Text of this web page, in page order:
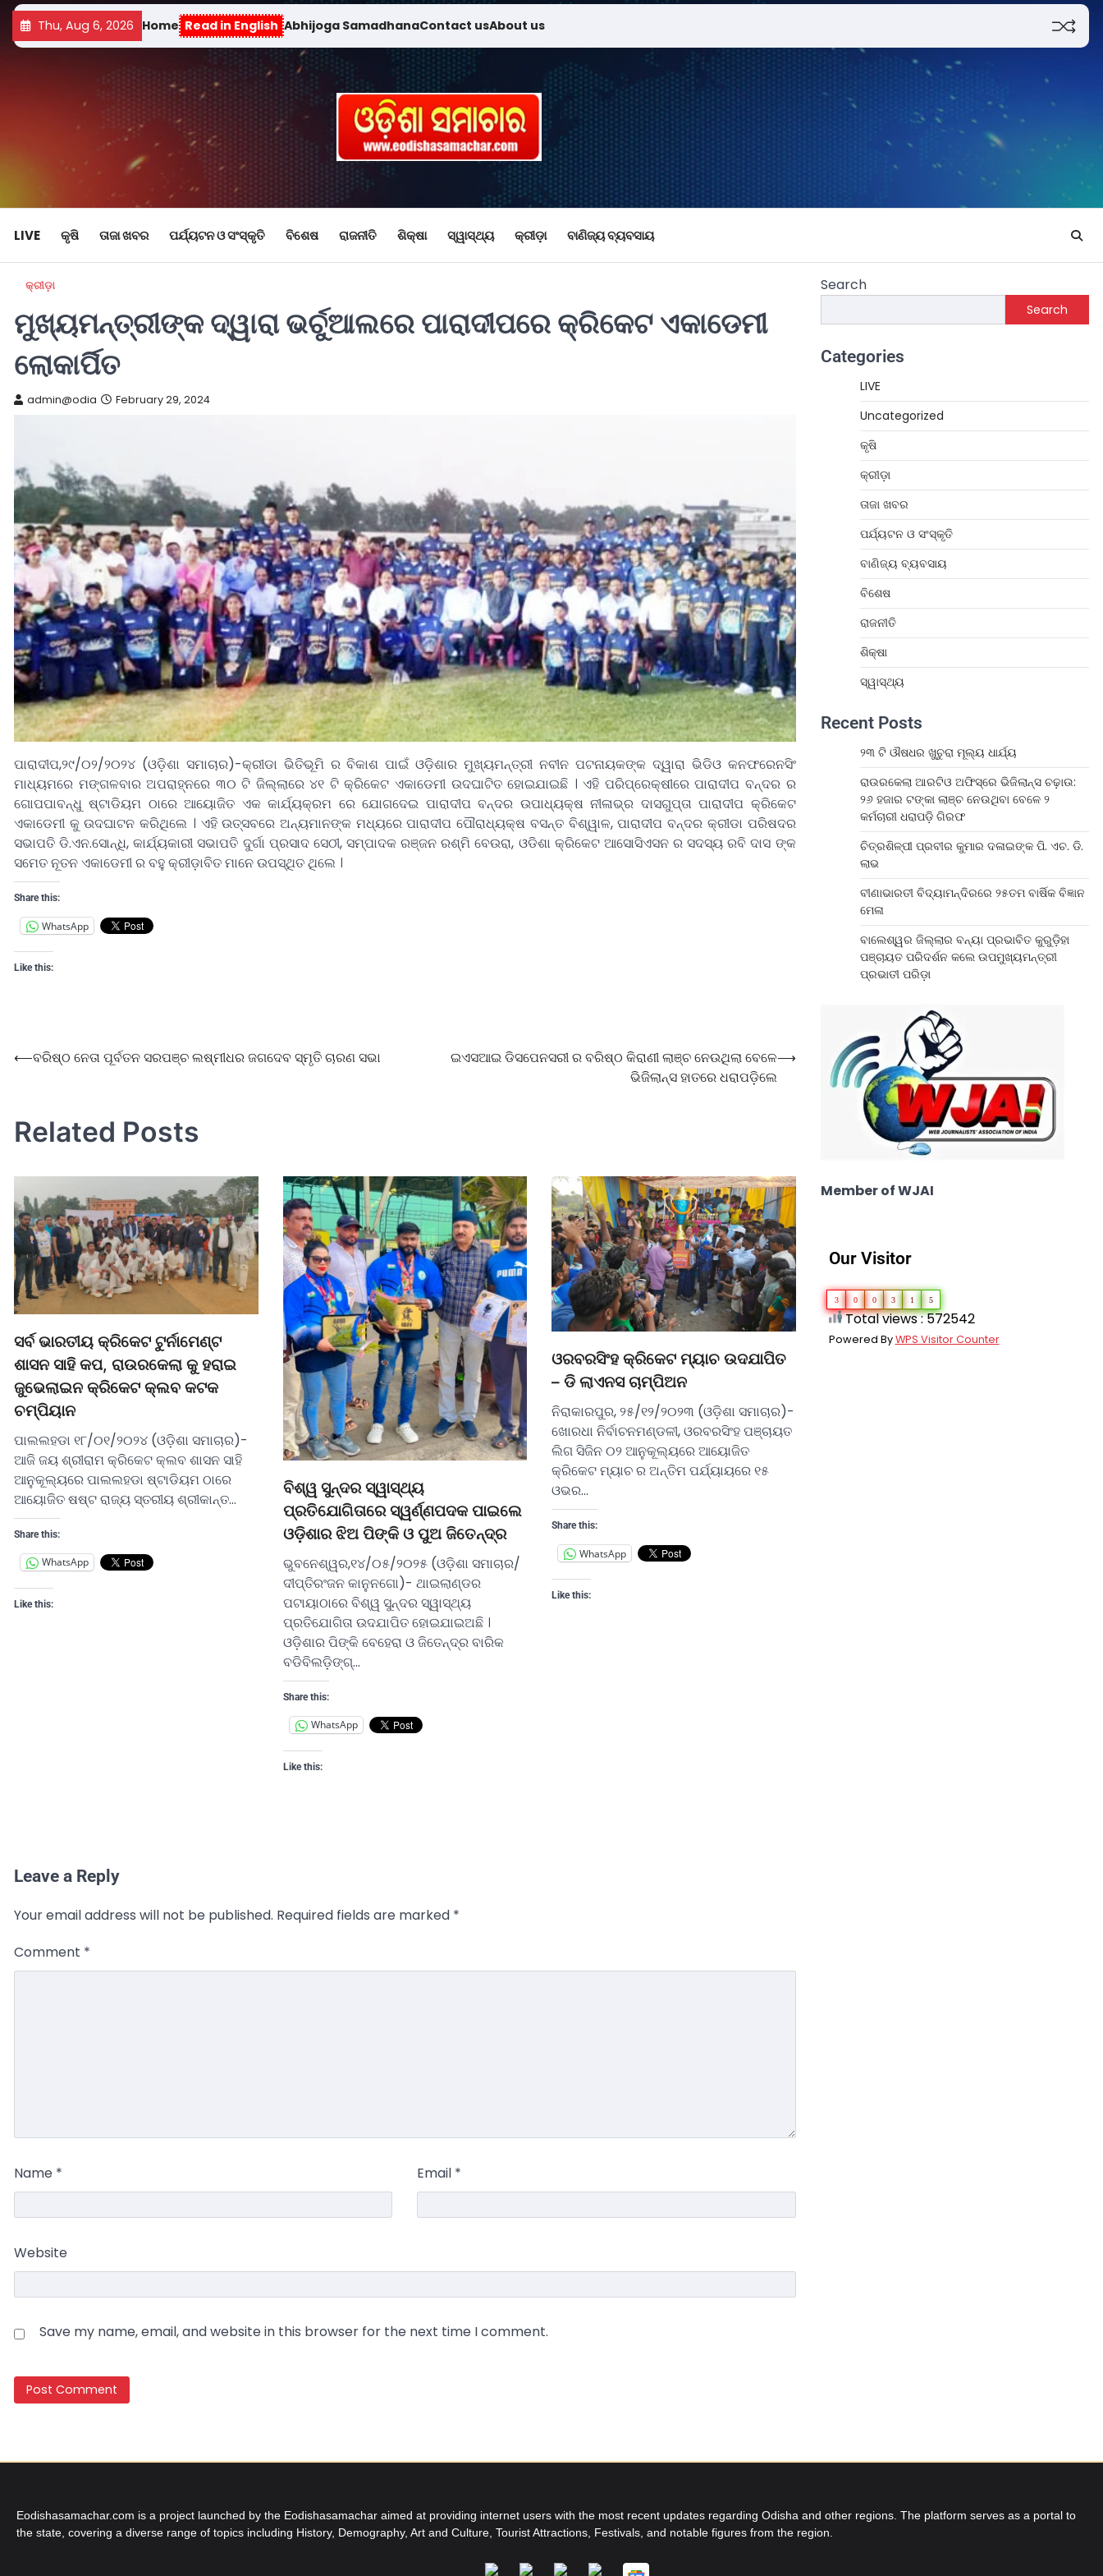
Thu, Aug 6, 2026 Home Read in English Abhijoga SamadhanaContact usAbout us
LIVE କୃଷି ତାଜା ଖବର ପର୍ଯ୍ୟଟନ ଓ ସଂସ୍କୃତି ବିଶେଷ ରାଜନୀତି ଶିକ୍ଷା ସ୍ୱାସ୍ଥ୍ୟ କ୍ରୀଡ଼ା ବାଣିଜ୍ୟ ବ୍ୟବସାୟ
କ୍ରୀଡ଼ା
ମୁଖ୍ୟମନ୍ତ୍ରୀଙ୍କ ଦ୍ୱାରା ଭର୍ଚୁଆଲରେ ପାରାଦୀପରେ କ୍ରିକେଟ ଏକାଡେମୀ
ଲୋକାର୍ପିତ
admin@odia February 29, 2024
ପାରାଦୀପ,୨୯/୦୨/୨୦୨୪ (ଓଡ଼ିଶା ସମାଚାର)-କ୍ରୀଡା ଭିତିଭୂମି ର ବିକାଶ ପାଇଁ ଓଡ଼ିଶାର ମୁଖ୍ୟମନ୍ତ୍ରୀ ନବୀନ ପଟନାୟକଙ୍କ ଦ୍ୱାରା ଭିଡିଓ କନଫରେନସିଂ
ମାଧ୍ୟମରେ ମଙ୍ଗଳବାର ଅପରାହ୍ନରେ ୩୦ ଟି ଜିଲ୍ଲାରେ ୪୧ ଟି କ୍ରିକେଟ ଏକାଡେମୀ ଉଦଘାଟିତ ହୋଇଯାଇଛି । ଏହି ପରିପ୍ରେକ୍ଷୀରେ ପାରାଦୀପ ବନ୍ଦର ର
ଗୋପପାବନ୍ଧୁ ଷ୍ଟାଡିୟମ ଠାରେ ଆୟୋଜିତ ଏକ କାର୍ଯ୍ୟକ୍ରମ ରେ ଯୋଗଦେଇ ପାରାଦୀପ ବନ୍ଦର ଉପାଧ୍ୟକ୍ଷ ନୀଳାଭ୍ର ଦାସଗୁପ୍ତା ପାରାଦୀପ କ୍ରିକେଟ
ଏକାଡେମୀ କୁ ଉଦଘାଟନ କରିଥିଲେ । ଏହି ଉତ୍ସବରେ ଅନ୍ୟମାନଙ୍କ ମଧ୍ୟରେ ପାରାଦୀପ ପୌରାଧ୍ୟକ୍ଷ ବସନ୍ତ ବିଶ୍ୱାଳ, ପାରାଦୀପ ବନ୍ଦର କ୍ରୀଡା ପରିଷଦର
ସଭାପତି ଡି.ଏନ.ସୋନ୍ଧି, କାର୍ଯ୍ୟକାରୀ ସଭାପତି ଦୁର୍ଗା ପ୍ରସାଦ ସେଠୀ, ସମ୍ପାଦକ ରଞ୍ଜନ ରଶ୍ମି ବେଉରା, ଓଡିଶା କ୍ରିକେଟ ଆସୋସିଏସନ ର ସଦସ୍ୟ ରବି ଦାସ ଙ୍କ
ସମେତ ନୂତନ ଏକାଡେମୀ ର ବହୁ କ୍ରୀଡ଼ାବିତ ମାନେ ଉପସ୍ଥିତ ଥିଲେ ।
Share this:
WhatsApp
Like this:
⟵ବରିଷ୍ଠ ନେତା ପୂର୍ବତନ ସରପଞ୍ଚ ଲଷ୍ମୀଧର ଜଗଦେବ ସ୍ମୃତି ଚାରଣ ସଭା
ଇଏସଆଇ ଡିସପେନସରୀ ର ବରିଷ୍ଠ କିରାଣୀ ଲାଞ୍ଚ ନେଉଥିଲା ବେଳେ
ଭିଜିଲାନ୍ସ ହାତରେ ଧରାପଡ଼ିଲେ
⟶
Related Posts
ସର୍ବ ଭାରତୀୟ କ୍ରିକେଟ ଟୁର୍ନାମେଣ୍ଟ
ଶାସନ ସାହି କପ, ରାଉରକେଲା କୁ ହରାଇ
ଜୁଭେଲାଇନ କ୍ରିକେଟ କ୍ଲବ କଟକ
ଚମ୍ପିୟାନ
ପାଲଲହଡା ୧୮/୦୧/୨୦୨୪ (ଓଡ଼ିଶା ସମାଚାର)-
ଆଜି ଜୟ ଶ୍ରୀରାମ କ୍ରିକେଟ କ୍ଲବ ଶାସନ ସାହି
ଆନୁକୂଲ୍ୟରେ ପାଲଲହଡା ଷ୍ଟାଡିୟମ ଠାରେ
ଆୟୋଜିତ ଷଷ୍ଟ ରାଜ୍ୟ ସ୍ତରୀୟ ଶ୍ରୀକାନ୍ତ…
Share this:
WhatsApp
Like this:
ବିଶ୍ୱ ସୁନ୍ଦର ସ୍ୱାସ୍ଥ୍ୟ
ପ୍ରତିଯୋଗିତାରେ ସ୍ୱର୍ଣ୍ଣପଦକ ପାଇଲେ
ଓଡ଼ିଶାର ଝିଅ ପିଙ୍କି ଓ ପୁଅ ଜିତେନ୍ଦ୍ର
ଭୁବନେଶ୍ୱର,୧୪/୦୫/୨୦୨୫ (ଓଡ଼ିଶା ସମାଚାର/
ଦୀପ୍ତିରଂଜନ କାନୁନଗୋ)- ଥାଇଲାଣ୍ଡର
ପଟାୟାଠାରେ ବିଶ୍ୱ ସୁନ୍ଦର ସ୍ୱାସ୍ଥ୍ୟ
ପ୍ରତିଯୋଗିତା ଉଦଯାପିତ ହୋଇଯାଇଅଛି ।
ଓଡ଼ିଶାର ପିଙ୍କି ବେହେରା ଓ ଜିତେନ୍ଦ୍ର ବାରିକ
ବଡିବିଲଡ଼ିଙ୍ଗ୍…
Share this:
WhatsApp
Like this:
ଓରବରସିଂହ କ୍ରିକେଟ ମ୍ୟାଚ ଉଦଯାପିତ
– ଡି ଲାଏନସ ଚାମ୍ପିଅନ
ନିରାକାରପୁର, ୨୫/୧୨/୨୦୨୩ (ଓଡ଼ିଶା ସମାଚାର)-
ଖୋରଧା ‌ନିର୍ବାଚନମଣ୍ଡଳୀ, ଓରବରସିଂହ ପଞ୍ଚାୟତ
ଲିଗ ସିଜିନ ୦୨ ଆନୁକୂଲ୍ୟରେ ଆୟୋଜିତ
କ୍ରିକେଟ ମ୍ୟାଚ ର ଅନ୍ତିମ ପର୍ଯ୍ୟାୟରେ ୧୫
ଓଭର…
Share this:
WhatsApp
Like this:
Leave a Reply
Your email address will not be published. Required fields are marked *
Comment *
Name * Email *
Website
Save my name, email, and website in this browser for the next time I comment.
Search
Search
Categories
LIVE
Uncategorized
କୃଷି
କ୍ରୀଡ଼ା
ତାଜା ଖବର
ପର୍ଯ୍ୟଟନ ଓ ସଂସ୍କୃତି
ବାଣିଜ୍ୟ ବ୍ୟବସାୟ
ବିଶେଷ
ରାଜନୀତି
ଶିକ୍ଷା
ସ୍ୱାସ୍ଥ୍ୟ
Recent Posts
୨୩ ଟି ଔଷଧର ଖୁଚୁରା ମୂଲ୍ୟ ଧାର୍ଯ୍ୟ
ରାଉରକେଲା ଆରଟିଓ ଅଫିସ୍‌ରେ ଭିଜିଲାନ୍ସ ଚଢ଼ାଉ:
୨୬ ହଜାର ଟଙ୍କା ଲାଞ୍ଚ ନେଉଥିବା ବେଳେ ୨
କର୍ମଚାରୀ ଧରାପଡ଼ି ଗିରଫ
ଚିତ୍ରଶିଳ୍ପୀ ପ୍ରବୀର କୁମାର ଦଳାଇଙ୍କ ପି. ଏଚ. ଡି.
ଲାଭ
ବୀଣାଭାରତୀ ବିଦ୍ୟାମନ୍ଦିରରେ ୨୫ତମ ବାର୍ଷିକ ବିଜ୍ଞାନ
ମେଳା
ବାଲେଶ୍ୱର ଜିଲ୍ଲାର ବନ୍ୟା ପ୍ରଭାବିତ କୁରୁଡ଼ିହା
ପଞ୍ଚାୟତ ପରିଦର୍ଶନ କଲେ ଉପମୁଖ୍ୟମନ୍ତ୍ରୀ
ପ୍ରଭାତୀ ପରିଡ଼ା
Member of WJAI
Our Visitor
3 0 0 3 1 5
Total views : 572542
Powered ByWPS Visitor Counter
Eodishasamachar.com is a project launched by the Eodishasamachar aimed at providing internet users with the most recent updates regarding Odisha and other regions. The platform serves as a portal to
the state, covering a diverse range of topics including History, Demography, Art and Culture, Tourist Attractions, Festivals, and notable figures from the region.